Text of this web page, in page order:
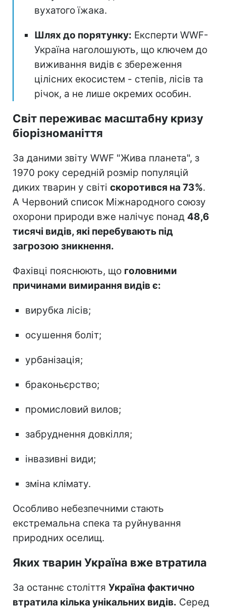
вухатого їжака.
Шлях до порятунку: Експерти WWF-
Україна наголошують, що ключем до
виживання видів є збереження
цілісних екосистем - степів, лісів та
річок, а не лише окремих особин.
Світ переживає масштабну кризу
біорізноманіття
За даними звіту WWF "Жива планета", з
1970 року середній розмір популяцій
диких тварин у світі скоротився на 73%.
А Червоний список Міжнародного союзу
охорони природи вже налічує понад 48,6
тисячі видів, які перебувають під
загрозою зникнення.
Фахівці пояснюють, що головними
причинами вимирання видів є:
вирубка лісів;
осушення боліт;
урбанізація;
браконьєрство;
промисловий вилов;
забруднення довкілля;
інвазивні види;
зміна клімату.
Особливо небезпечними стають
екстремальна спека та руйнування
природних оселищ.
Яких тварин Україна вже втратила
За останнє століття Україна фактично
втратила кілька унікальних видів. Серед